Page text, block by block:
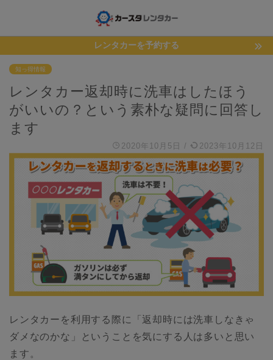
レンタカーを予約する
知っ得情報
レンタカー返却時に洗車はしたほう
がいいの？という素朴な疑問に回答し
ます
2020年10月5日 / 2023年10月12日
レンタカーを利用する際に「返却時には洗車しなきゃ
ダメなのかな」ということを気にする人は多いと思い
ます。